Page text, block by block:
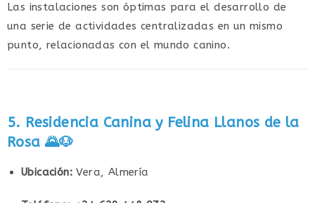
Las instalaciones son óptimas para el desarrollo de
una serie de actividades centralizadas en un mismo
punto, relacionadas con el mundo canino.
5. Residencia Canina y Felina Llanos de la
Rosa 🌄🐶
Ubicación: Vera, Almería